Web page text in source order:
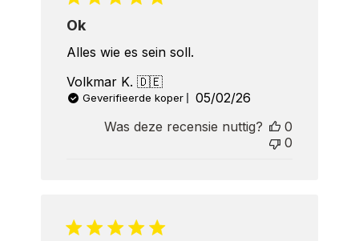
Ok
Alles wie es sein soll.
Volkmar K. 🇩🇪
Geverifieerde koper
Published
05/02/26
Was deze recensie nuttig?
0
0